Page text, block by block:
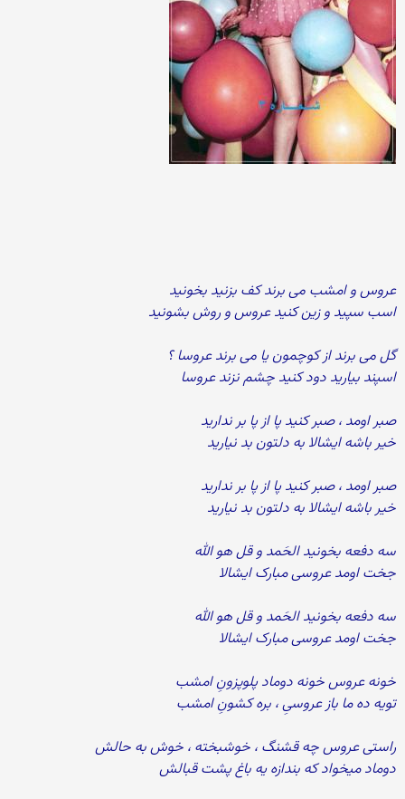
عروس و امشب می برند کف بزنید بخونید
اسب سپید و زین کنید عروس و روش بشونید
گل می برند از کوچمون یا می برند عروسا ؟
اسپند بیارید دود کنید چشم نزند عروسا
صبر اومد ، صبر کنید پا از پا بر ندارید
خیر باشه ایشالا به دلتون بد نیارید
صبر اومد ، صبر کنید پا از پا بر ندارید
خیر باشه ایشالا به دلتون بد نیارید
سه دفعه بخونید الحَمد و قل هو الله
جخت اومد عروسی مبارک ایشالا
سه دفعه بخونید الحَمد و قل هو الله
جخت اومد عروسی مبارک ایشالا
خونه عروس خونه دوماد پلوپزونِ امشب
تویه ده ما باز عروسیِ ، بره کشونِ امشب
راستی عروس چه قشنگ ، خوشبخته ، خوش به حالش
دوماد میخواد که بندازه یه باغ پشت قبالش